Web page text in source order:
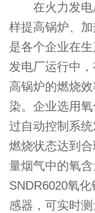
在火力发
样提高锅炉、
是各个企业在
发电厂运行中
高锅炉的燃烧
染。企业选用
过自动控制系
燃烧状态达到
量烟气中的氧
SNDR6020氧
感器，可实时